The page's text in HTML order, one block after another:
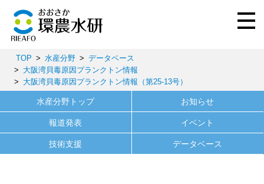
TOP 水産分野
データベース
大阪湾貝毒原因プランクトン情報
大阪湾貝毒原因プランクトン情報（第25-13号）
水産分野トップ お知らせ
報道発表 イベント
技術支援 データベース